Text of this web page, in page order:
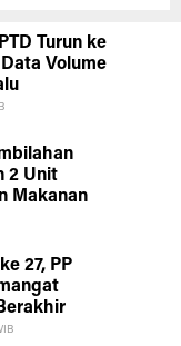
Volume
Turun ke
Volume
2 Unit
Makanan
27, PP